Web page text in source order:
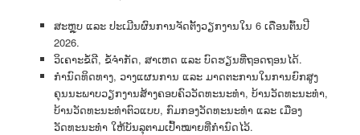
ສະຫຼຸບ ແລະ ປະເມີນຜົນການຈັດຕັ້ງວຽກງານໃນ 6 ເດືອນຕົ້ນປີ
2026.
ວິເຄາະຂໍ້ດີ, ຂໍ້ຈຳກັດ, ສາເຫດ ແລະ ບົດຮຽນທີ່ຖອດຖອນໄດ້.
ກຳນົດທິດທາງ, ວາງແຜນການ ແລະ ມາດຕະການໃນການຍົກສູງ
ຄຸນນະພາບວຽກງານສ້າງຄອບຄົວວັດທະນະທຳ, ບ້ານວັດທະນະທຳ,
ບ້ານວັດທະນະທຳຕົວແບບ, ກົມກອງວັດທະນະທຳ ແລະ ເມືອງ
ວັດທະນະທຳ ໃຫ້ບັນລຸຕາມເປົ້າໝາຍທີ່ກຳນົດໄວ້.